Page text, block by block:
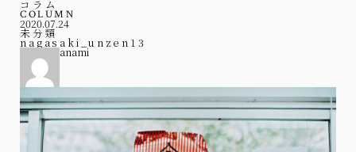
コラム
COLUMN
2020.07.24
未分類
nagasaki_unzen13
anami